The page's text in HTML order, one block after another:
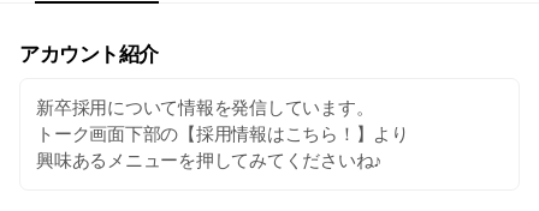
アカウント紹介
新卒採用について情報を発信しています。
トーク画面下部の【採用情報はこちら！】より
興味あるメニューを押してみてくださいね♪